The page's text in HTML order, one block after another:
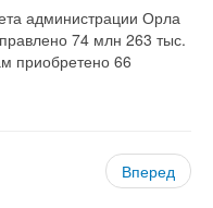
администрации Орла
74 млн 263 тыс.
приобретено 66
Вперед